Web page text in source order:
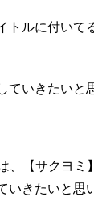
トルに付いて
いきたいと
、【サクヨミ
きたいと思